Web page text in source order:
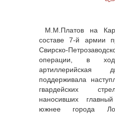
М.М.Платов на
составе 7-й армии
Свирско-
операции, в
артиллерийская
поддерживала
гвардейских
наносивших
южнее города